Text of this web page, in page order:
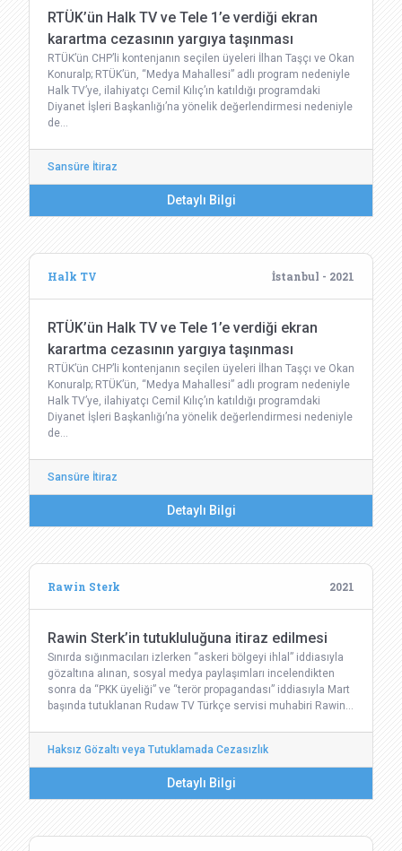
RTÜK’ün Halk TV ve Tele 1’e verdiği ekran
karartma cezasının yargıya taşınması
RTÜK’ün CHP’li kontenjanın seçilen üyeleri İlhan Taşçı ve Okan
Konuralp; RTÜK’ün, “Medya Mahallesi” adlı program nedeniyle
Halk TV’ye, ilahiyatçı Cemil Kılıç’ın katıldığı programdaki
Diyanet İşleri Başkanlığı’na yönelik değerlendirmesi nedeniyle
de…
Sansüre İtiraz
Detaylı Bilgi
Halk TV İstanbul - 2021
RTÜK’ün Halk TV ve Tele 1’e verdiği ekran
karartma cezasının yargıya taşınması
RTÜK’ün CHP’li kontenjanın seçilen üyeleri İlhan Taşçı ve Okan
Konuralp; RTÜK’ün, “Medya Mahallesi” adlı program nedeniyle
Halk TV’ye, ilahiyatçı Cemil Kılıç’ın katıldığı programdaki
Diyanet İşleri Başkanlığı’na yönelik değerlendirmesi nedeniyle
de…
Sansüre İtiraz
Detaylı Bilgi
Rawin Sterk 2021
Rawin Sterk’in tutukluluğuna itiraz edilmesi
Sınırda sığınmacıları izlerken “askeri bölgeyi ihlal” iddiasıyla
gözaltına alınan, sosyal medya paylaşımları incelendikten
sonra da “PKK üyeliği” ve “terör propagandası” iddiasıyla Mart
başında tutuklanan Rudaw TV Türkçe servisi muhabiri Rawin…
Haksız Gözaltı veya Tutuklamada Cezasızlık
Detaylı Bilgi